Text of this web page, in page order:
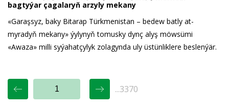
bagtyýar çagalaryň arzyly mekany
«Garaşsyz, baky Bitarap Türkmenistan – bedew batly at-
myradyň mekany» ýylynyň tomusky dynç alyş möwsümi
«Awaza» milli syýahatçylyk zolagynda uly üstünliklere beslenýär.
...3370